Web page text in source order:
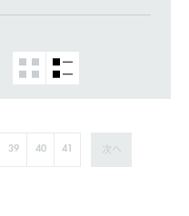
39 40 41 次へ